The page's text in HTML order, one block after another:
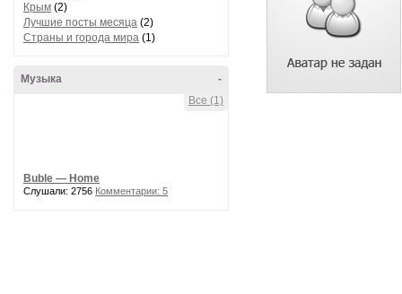
Крым (2)
Лучшие посты месяца (2)
Страны и города мира (1)
-
Музыка
Все (1)
Buble — Home
Слушали: 2756 Комментарии: 5